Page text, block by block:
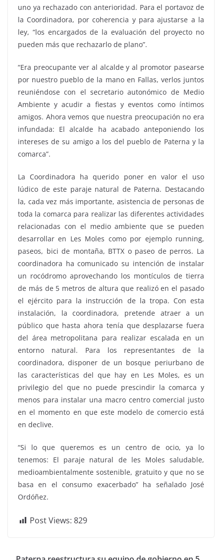
uno ya rechazado con anterioridad. Para el portavoz de
la Coordinadora, por coherencia y para ajustarse a la
ley, “los encargados de la evaluación del proyecto no
pueden más que rechazarlo de plano”.
“Era preocupante ver al alcalde y al promotor pasearse
por nuestro pueblo de la mano en Fallas, verlos juntos
reuniéndose con el secretario autonómico de Medio
Ambiente y acudir a fiestas y eventos como íntimos
amigos. Ahora vemos que nuestra preocupación no era
infundada: El alcalde ha acabado anteponiendo los
intereses de su amigo a los del pueblo de Paterna y la
comarca”.
La Coordinadora ha querido poner en valor el uso
lúdico de este paraje natural de Paterna. Destacando
la, cada vez más importante, asistencia de personas de
toda la comarca para realizar las diferentes actividades
relacionadas con el medio ambiente que se pueden
desarrollar en Les Moles como por ejemplo running,
paseos, bici de montaña, BTTX o paseo de perros. La
coordinadora ha comunicado su intención de instalar
un rocódromo aprovechando los montículos de tierra
de más de 5 metros de altura que realizó en el pasado
el ejército para la instrucción de la tropa. Con esta
instalación, la coordinadora, pretende atraer a un
público que hasta ahora tenía que desplazarse fuera
del área metropolitana para realizar escalada en un
entorno natural. Para los representantes de la
coordinadora, disponer de un bosque periurbano de
las características del que hay en Les Moles, es un
privilegio del que no puede prescindir la comarca y
menos para instalar una macro centro comercial justo
en el momento en que este modelo de comercio está
en declive.
“Si lo que queremos es un centro de ocio, ya lo
tenemos: El paraje natural de les Moles saludable,
medioambientalmente sostenible, gratuito y que no se
basa en el consumo exacerbado” ha señalado José
Ordóñez.
Post Views: 829